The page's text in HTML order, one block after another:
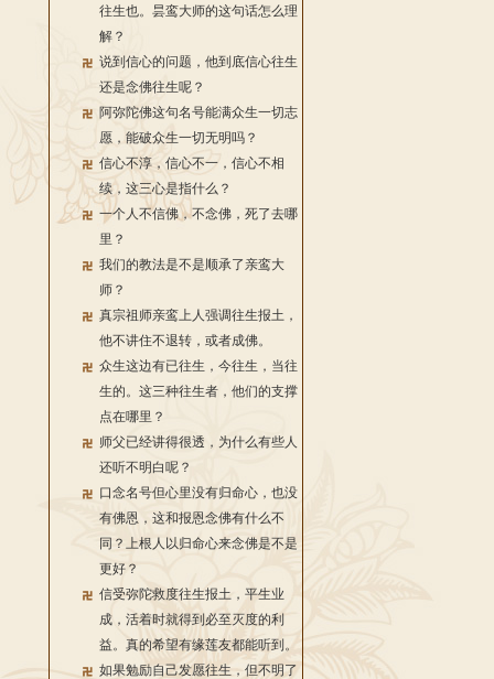
往生也。昙鸾大师的这句话怎么理
解？
说到信心的问题，他到底信心往生
还是念佛往生呢？
阿弥陀佛这句名号能满众生一切志
愿，能破众生一切无明吗？
信心不淳，信心不一，信心不相
续，这三心是指什么？
一个人不信佛，不念佛，死了去哪
里？
我们的教法是不是顺承了亲鸾大
师？
真宗祖师亲鸾上人强调往生报土，
他不讲住不退转，或者成佛。
众生这边有已往生，今往生，当往
生的。这三种往生者，他们的支撑
点在哪里？
师父已经讲得很透，为什么有些人
还听不明白呢？
口念名号但心里没有归命心，也没
有佛恩，这和报恩念佛有什么不
同？上根人以归命心来念佛是不是
更好？
信受弥陀救度往生报土，平生业
成，活着时就得到必至灭度的利
益。真的希望有缘莲友都能听到。
如果勉励自己发愿往生，但不明了